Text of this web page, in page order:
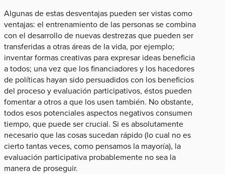
Algunas de estas desventajas pueden ser vistas como
ventajas: el entrenamiento de las personas se combina
con el desarrollo de nuevas destrezas que pueden ser
transferidas a otras áreas de la vida, por ejemplo;
inventar formas creativas para expresar ideas beneficia
a todos; una vez que los financiadores y los hacedores
de políticas hayan sido persuadidos con los beneficios
del proceso y evaluación participativos, éstos pueden
fomentar a otros a que los usen también. No obstante,
todos esos potenciales aspectos negativos consumen
tiempo, que puede ser crucial. Si es absolutamente
necesario que las cosas sucedan rápido (lo cual no es
cierto tantas veces, como pensamos la mayoría), la
evaluación participativa probablemente no sea la
manera de proseguir.